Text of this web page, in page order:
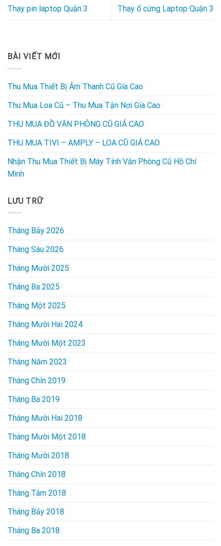
Thay pin laptop Quận 3 Thay ổ cứng Laptop Quận 3
BÀI VIẾT MỚI
Thu Mua Thiết Bị Âm Thanh Cũ Gía Cao
Thu Mua Loa Cũ – Thu Mua Tận Nơi Gía Cao
THU MUA ĐỒ VĂN PHÒNG CŨ GIÁ CAO
THU MUA TIVI – AMPLY – LOA CŨ GIÁ CAO
Nhận Thu Mua Thiết Bị Máy Tính Văn Phòng Cũ Hồ Chí
Minh
LƯU TRỮ
Tháng Bảy 2026
Tháng Sáu 2026
Tháng Mười 2025
Tháng Ba 2025
Tháng Một 2025
Tháng Mười Hai 2024
Tháng Mười Một 2023
Tháng Năm 2023
Tháng Chín 2019
Tháng Ba 2019
Tháng Mười Hai 2018
Tháng Mười Một 2018
Tháng Mười 2018
Tháng Chín 2018
Tháng Tám 2018
Tháng Bảy 2018
Tháng Ba 2018